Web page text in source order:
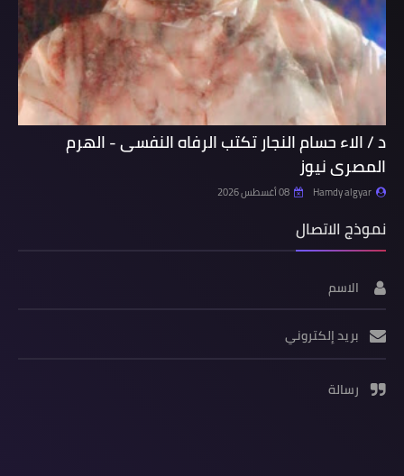
د / الاء حسام النجار تكتب الرفاه النفسى - الهرم
المصرى نيوز
Hamdy algyar 08 أغسطس 2026
نموذج الاتصال
الاسم
بريد إلكتروني
رسالة